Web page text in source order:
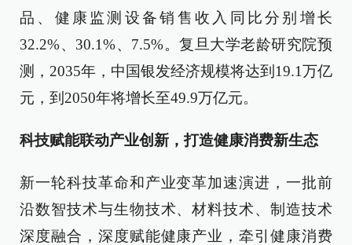
品、健康监测设备销售收入同比分别增长
32.2%、30.1%、7.5%。复旦大学老龄研究院预
测，2035年，中国银发经济规模将达到19.1万亿
元，到2050年将增长至49.9万亿元。
科技赋能联动产业创新，打造健康消费新生态
新一轮科技革命和产业变革加速演进，一批前
沿数智技术与生物技术、材料技术、制造技术
深度融合，深度赋能健康产业，牵引健康消费